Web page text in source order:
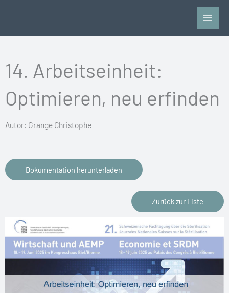
14. Arbeitseinheit:
Optimieren, neu erfinden
Autor: Grange Christophe
Dokumentation herunterladen
Zurück zur Liste